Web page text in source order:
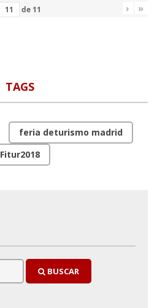
de 11 › »
TAGS
feria deturismo madrid
Fitur2018
BUSCAR